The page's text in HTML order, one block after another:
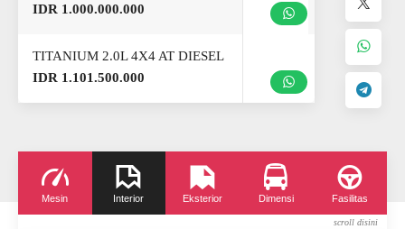
IDR 1.000.000.000
TITANIUM 2.0L 4X4 AT DIESEL
IDR 1.101.500.000
Mesin Interior Eksterior Dimensi Fasilitas